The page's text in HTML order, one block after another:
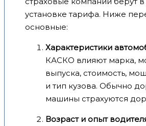
установке тарифа. Ниже
основные:
Характеристики
КАСКО влияют марка,
выпуска, стоимость,
и тип кузова. Обычно
машины страхуются
Возраст и опыт